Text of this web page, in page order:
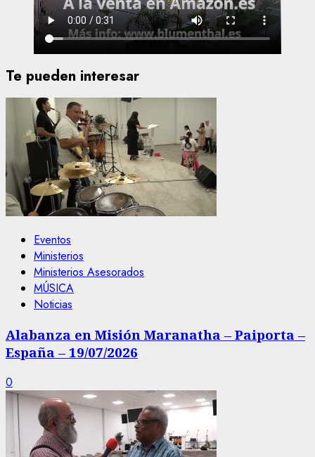
Te pueden interesar
Eventos
Ministerios
Ministerios Asesorados
MÚSICA
Noticias
Alabanza en Misión Maranatha – Paiporta –
España – 19/07/2026
0